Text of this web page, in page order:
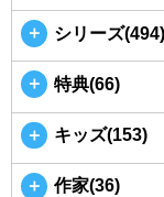
＋ シリーズ(494)
＋ 特典(66)
＋ キッズ(153)
＋ 作家(36)